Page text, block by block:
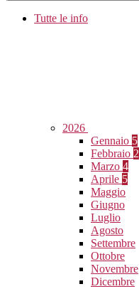
Tutte le info
2026
Gennaio 5
Febbraio 2
Marzo 4
Aprile 5
Maggio
Giugno
Luglio
Agosto
Settembre
Ottobre
Novembre
Dicembre